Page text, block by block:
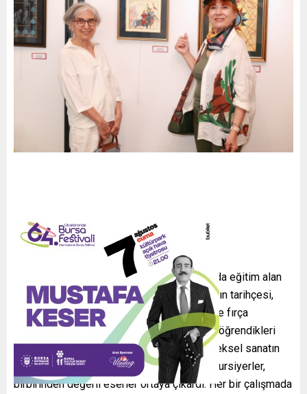
Osmangazi Belediyesi’nin minyatür kursunda eğitim alan
kursiyerler, kurs süresince minyatür sanatının tarihçesi,
desen oluşturma teknikleri, renk kullanımı ve fırça
hakimiyeti gibi birçok konuda eğitim alarak öğrendikleri
bilgileri özgün çalışmalarına yansıttı. Geleneksel sanatın
inceliklerini modern yorumlarla buluşturan kursiyerler,
birbirinden değerli eserler ortaya çıkardı. Her bir çalışmada